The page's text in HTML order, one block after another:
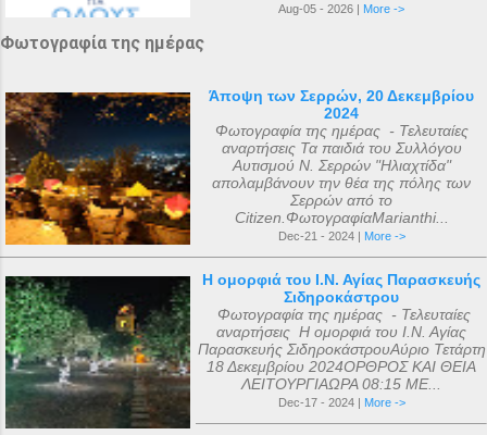
Aug-05 - 2026 | More ->
Φωτογραφία της ημέρας
Άποψη των Σερρών, 20 Δεκεμβρίου
2024
Φωτογραφία της ημέρας - Τελευταίες
αναρτήσεις Τα παιδιά του Συλλόγου
Αυτισμού Ν. Σερρών "Ηλιαχτίδα"
απολαμβάνουν την θέα της πόλης των
Σερρών από το
Citizen.ΦωτογραφίαMarianthi...
Dec-21 - 2024 | More ->
Η ομορφιά του Ι.Ν. Αγίας Παρασκευής
Σιδηροκάστρου
Φωτογραφία της ημέρας - Τελευταίες
αναρτήσεις Η ομορφιά του Ι.Ν. Αγίας
Παρασκευής ΣιδηροκάστρουΑύριο Τετάρτη
18 Δεκεμβρίου 2024ΟΡΘΡΟΣ ΚΑΙ ΘΕΙΑ
ΛΕΙΤΟΥΡΓΙΑΩΡΑ 08:15 ΜΕ...
Dec-17 - 2024 | More ->